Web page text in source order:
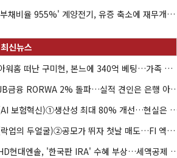
'부채비율 955%' 계양전기, 유증 축소에 재무개선 효과 '뚝'
아워홈 떠난 구미현, 본느에 340억 베팅…가족 지배체제 구축
JB금융 RORWA 2% 돌파…실
(AI 보험혁신)①생산성 최대 80%
(락업의 두얼굴)②공모가 뛰자 첫날 매도…FI 엑시트 전략 갈렸다
HD현대엔솔, '한국판 IRA' 수혜